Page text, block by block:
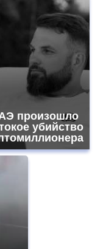
произошло
убийство